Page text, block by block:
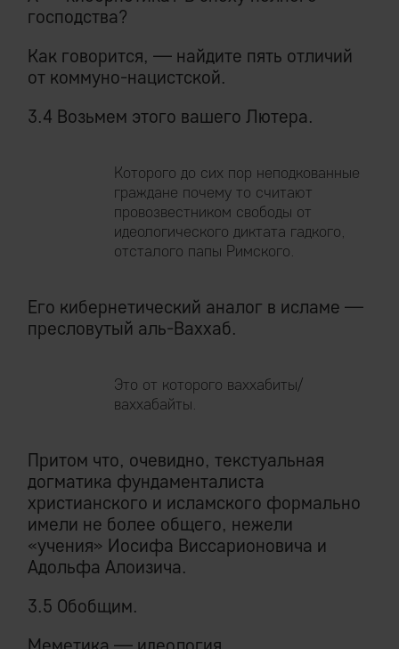
господства?
Как говорится, — найдите пять отличий
от коммуно-нацистской.
3.4 Возьмем этого вашего Лютера.
Которого до сих пор неподкованные
граждане почему то считают
провозвестником свободы от
идеологического диктата гадкого,
отсталого папы Римского.
Его кибернетический аналог в исламе —
пресловутый аль-Ваххаб.
Это от которого ваххабиты/
ваххабайты.
Притом что, очевидно, текстуальная
догматика фундаменталиста
христианского и исламского формально
имели не более общего, нежели
«учения» Иосифа Виссарионовича и
Адольфа Алоизича.
3.5 Обобщим.